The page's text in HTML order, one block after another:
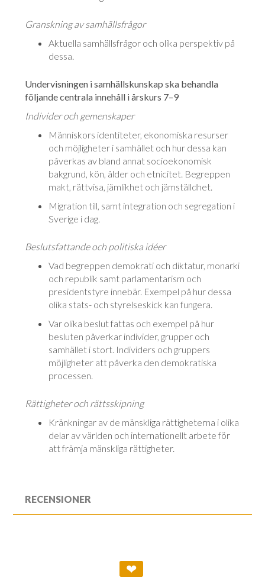
Granskning av samhällsfrågor
Aktuella samhällsfrågor och olika perspektiv på
dessa.
Undervisningen i samhällskunskap ska behandla
följande centrala innehåll i årskurs 7–9
Individer och gemenskaper
Människors identiteter, ekonomiska resurser
och möjligheter i samhället och hur dessa kan
påverkas av bland annat socioekonomisk
bakgrund, kön, ålder och etnicitet. Begreppen
makt, rättvisa, jämlikhet och jämställdhet.
Migration till, samt integration och segregation i
Sverige i dag.
Beslutsfattande och politiska idéer
Vad begreppen demokrati och diktatur, monarki
och republik samt parlamentarism och
presidentstyre innebär. Exempel på hur dessa
olika stats- och styrelseskick kan fungera.
Var olika beslut fattas och exempel på hur
besluten påverkar individer, grupper och
samhället i stort. Individers och gruppers
möjligheter att påverka den demokratiska
processen.
Rättigheter och rättsskipning
Kränkningar av de mänskliga rättigheterna i olika
delar av världen och internationellt arbete för
att främja mänskliga rättigheter.
RECENSIONER
❤